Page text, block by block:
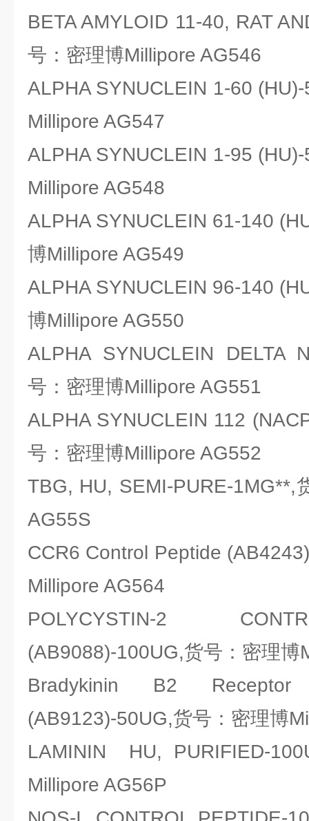
BETA AMYLOID 11-40, RAT
号：密理博Millipore AG546
ALPHA SYNUCLEIN 1-60
Millipore AG547
ALPHA SYNUCLEIN 1-95
Millipore AG548
ALPHA SYNUCLEIN 61-140
博Millipore AG549
ALPHA SYNUCLEIN 96-140
博Millipore AG550
ALPHA SYNUCLEIN DELTA
号：密理博Millipore AG551
ALPHA SYNUCLEIN 112
号：密理博Millipore AG552
TBG, HU, SEMI-PURE-1MG**,
AG55S
CCR6 Control Peptide
Millipore AG564
POLYCYSTIN-2
(AB9088)-100UG,货号：密理博
Bradykinin B2
(AB9123)-50UG,货号：密理博
LAMININ HU, PURIFIED-
Millipore AG56P